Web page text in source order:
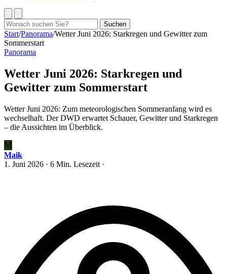
Suchen
nach:
Suchen
Start/Panorama/Wetter Juni 2026: Starkregen und Gewitter zum
Sommerstart
Panorama
Wetter Juni 2026: Starkregen und
Gewitter zum Sommerstart
Wetter Juni 2026: Zum meteorologischen Sommeranfang wird es
wechselhaft. Der DWD erwartet Schauer, Gewitter und Starkregen
– die Aussichten im Überblick.
M
Maik
1. Juni 2026 · 6 Min. Lesezeit ·